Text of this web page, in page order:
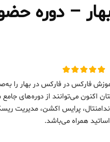
– دوره
فارکس در فارکس در بهار را
اکنون می‌توانند از دوره‌های
فاندامنتال، پرایس اکشن،
همراه می‌باشد.